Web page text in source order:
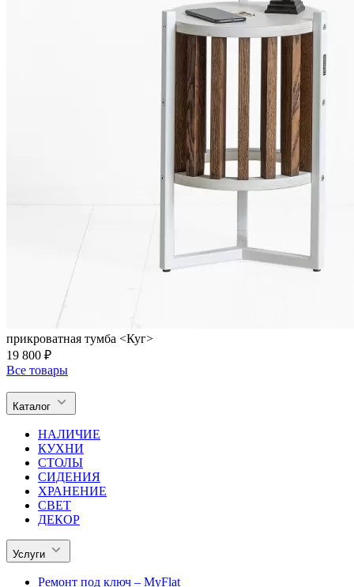
прикроватная тумба <Куг>
19 800 ₽
Все товары
Каталог
НАЛИЧИЕ
КУХНИ
СТОЛЫ
СИДЕНИЯ
ХРАНЕНИЕ
СВЕТ
ДЕКОР
Услуги
Ремонт под ключ – MyFlat